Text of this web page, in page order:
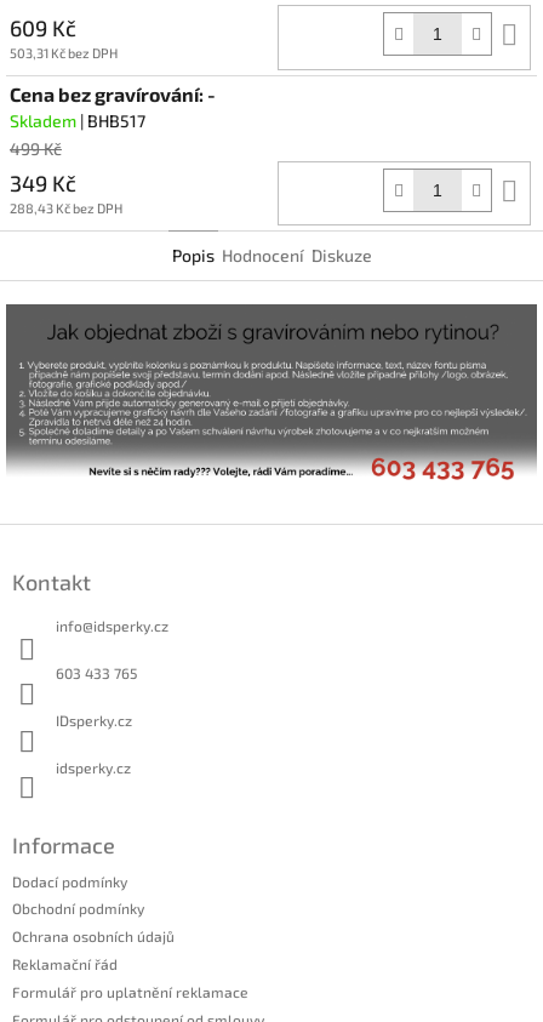
609 Kč
503,31 Kč bez DPH
Cena bez gravírování: -
Skladem | BHB517
499 Kč
349 Kč
288,43 Kč bez DPH
Popis Hodnocení Diskuze
Kontakt
info@idsperky.cz
603 433 765
IDsperky.cz
idsperky.cz
Informace
Dodací podmínky
Obchodní podmínky
Ochrana osobních údajů
Reklamační řád
Formulář pro uplatnění reklamace